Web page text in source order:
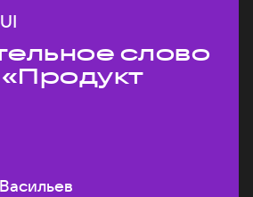
слово